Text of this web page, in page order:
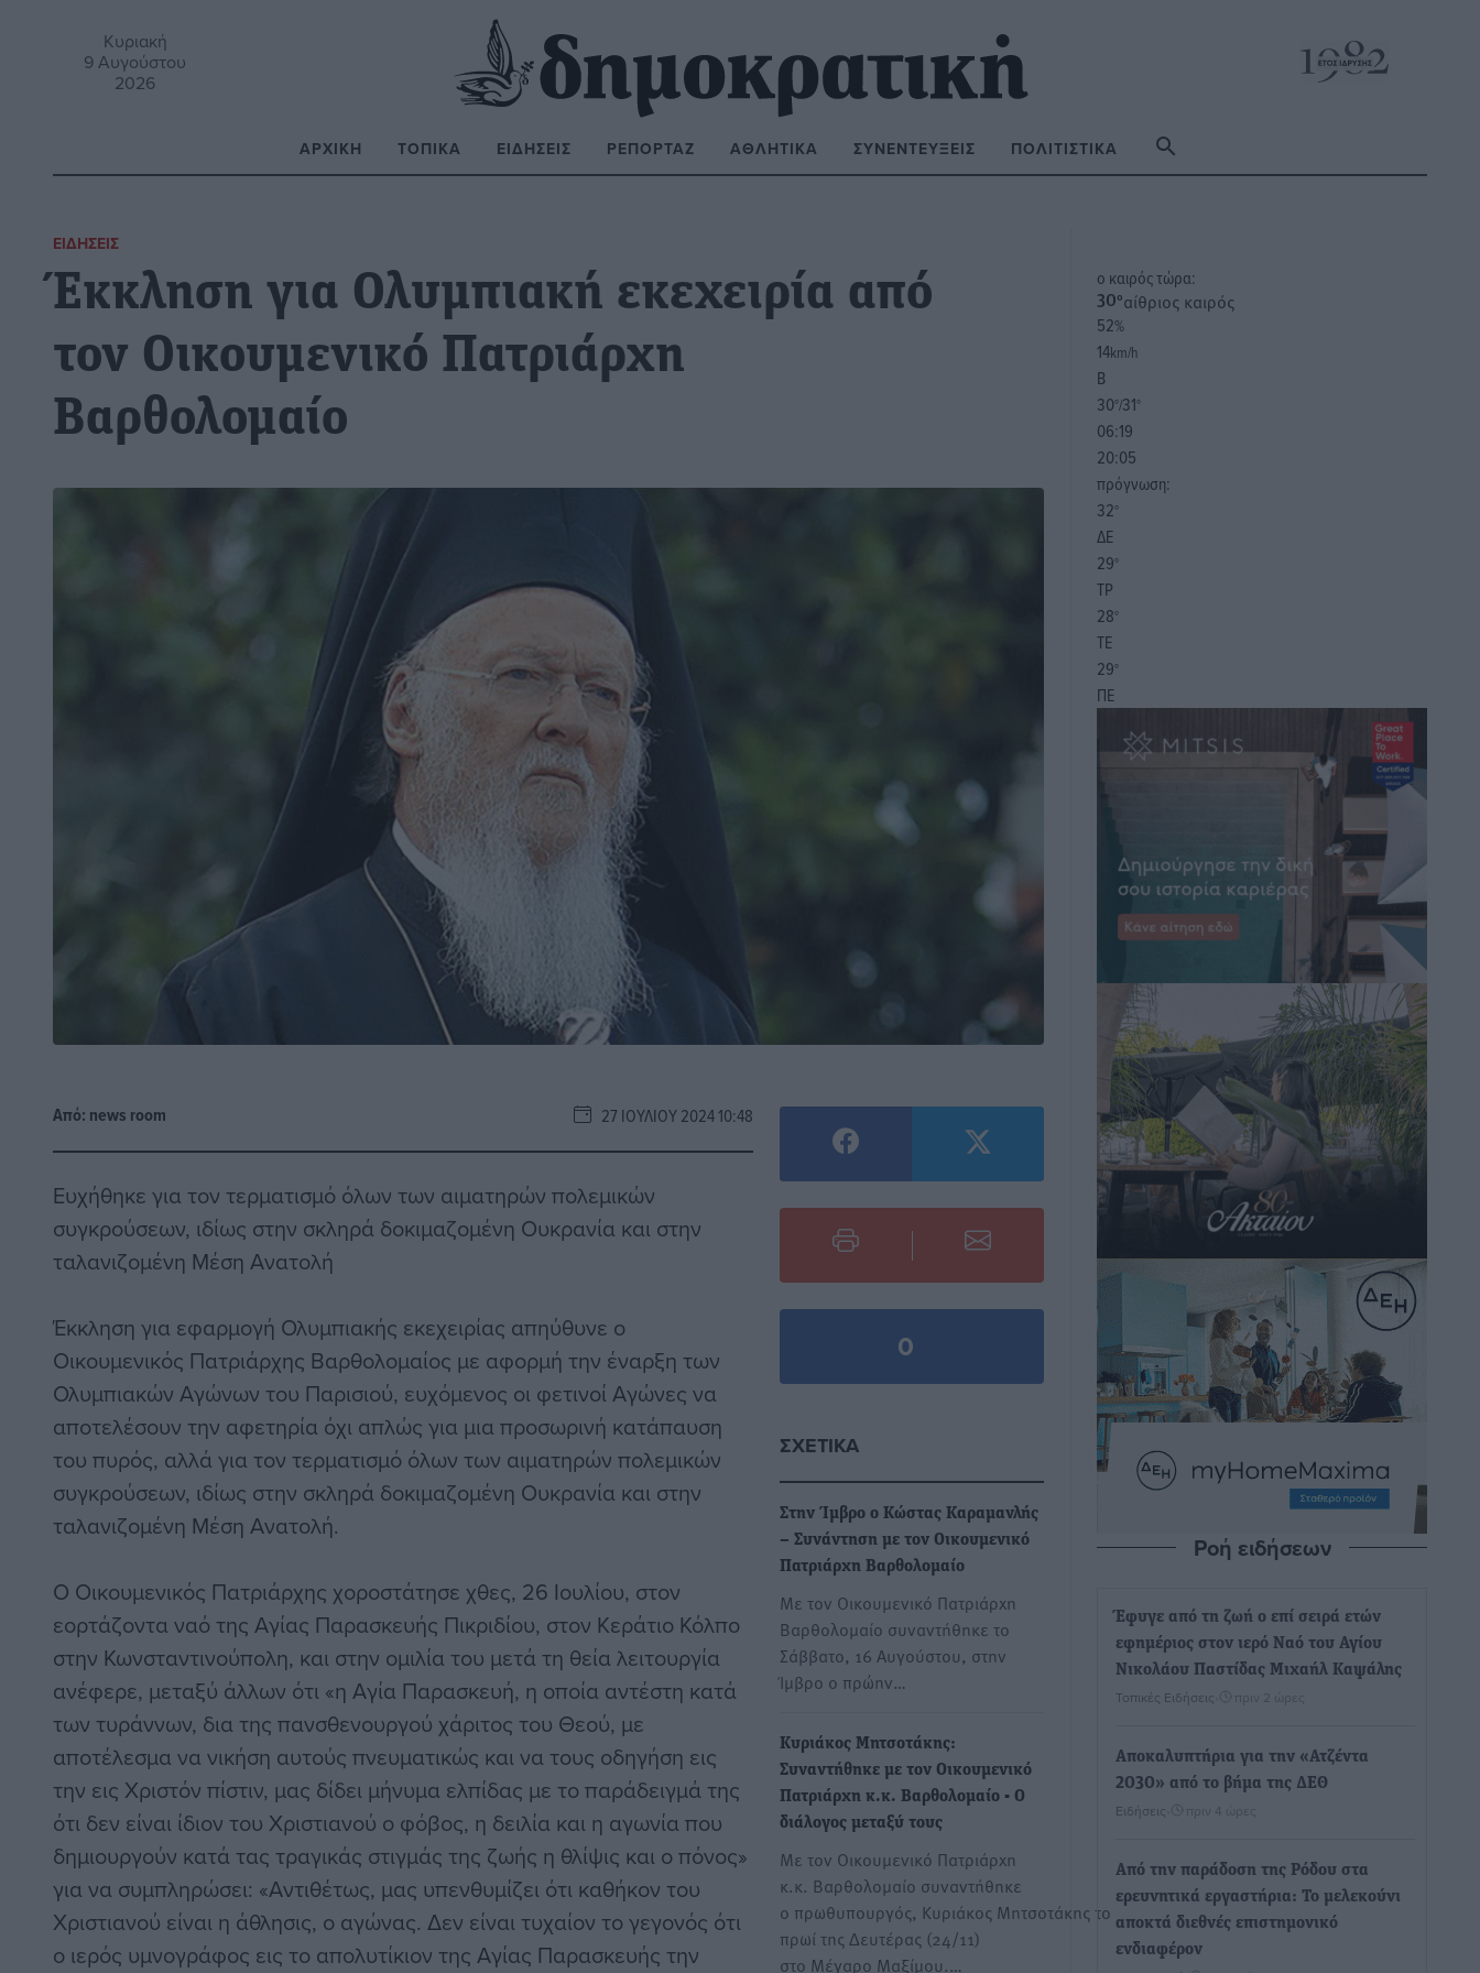
Κυριακή
9 Αυγούστου
2026
ΑΡΧΙΚΉ ΤΟΠΙΚΆ ΕΙΔΉΣΕΙΣ ΡΕΠΟΡΤΆΖ ΑΘΛΗΤΙΚΆ ΣΥΝΕΝΤΕΎΞΕΙΣ ΠΟΛΙΤΙΣΤΙΚΆ
ΕΙΔΉΣΕΙΣ
Έκκληση για Ολυμπιακή εκεχειρία από
τον Οικουμενικό Πατριάρχη
Βαρθολομαίο
Από: news room 27 ΙΟΥΛΊΟΥ 2024 10:48
Ευχήθηκε για τον τερματισμό όλων των αιματηρών πολεμικών
συγκρούσεων, ιδίως στην σκληρά δοκιμαζομένη Ουκρανία και στην
ταλανιζομένη Μέση Ανατολή
Έκκληση για εφαρμογή Ολυμπιακής εκεχειρίας απηύθυνε ο
Οικουμενικός Πατριάρχης Βαρθολομαίος με αφορμή την έναρξη των
Ολυμπιακών Αγώνων του Παρισιού, ευχόμενος οι φετινοί Αγώνες να
αποτελέσουν την αφετηρία όχι απλώς για μια προσωρινή κατάπαυση
του πυρός, αλλά για τον τερματισμό όλων των αιματηρών πολεμικών
συγκρούσεων, ιδίως στην σκληρά δοκιμαζομένη Ουκρανία και στην
ταλανιζομένη Μέση Ανατολή.
Ο Οικουμενικός Πατριάρχης χοροστάτησε χθες, 26 Ιουλίου, στον
εορτάζοντα ναό της Αγίας Παρασκευής Πικριδίου, στον Κεράτιο Κόλπο
στην Κωνσταντινούπολη, και στην ομιλία του μετά τη θεία λειτουργία
ανέφερε, μεταξύ άλλων ότι «η Αγία Παρασκευή, η οποία αντέστη κατά
των τυράννων, δια της πανσθενουργού χάριτος του Θεού, με
αποτέλεσμα να νικήση αυτούς πνευματικώς και να τους οδηγήση εις
την εις Χριστόν πίστιν, μας δίδει μήνυμα ελπίδας με το παράδειγμά της
ότι δεν είναι ίδιον του Χριστιανού ο φόβος, η δειλία και η αγωνία που
δημιουργούν κατά τας τραγικάς στιγμάς της ζωής η θλίψις και ο πόνος»
για να συμπληρώσει: «Αντιθέτως, μας υπενθυμίζει ότι καθήκον του
Χριστιανού είναι η άθλησις, ο αγώνας. Δεν είναι τυχαίον το γεγονός ότι
ο ιερός υμνογράφος εις το απολυτίκιον της Αγίας Παρασκευής την
0
ΣΧΕΤΙΚΆ
Στην Ίμβρο ο Κώστας Καραμανλής
– Συνάντηση με τον Οικουμενικό
Πατριάρχη Βαρθολομαίο
Με τον Οικουμενικό Πατριάρχη
Βαρθολομαίο συναντήθηκε το
Σάββατο, 16 Αυγούστου, στην
Ίμβρο ο πρώην…
Κυριάκος Μητσοτάκης:
Συναντήθηκε με τον Οικουμενικό
Πατριάρχη κ.κ. Βαρθολομαίο - Ο
διάλογος μεταξύ τους
Με τον Οικουμενικό Πατριάρχη
κ.κ. Βαρθολομαίο συναντήθηκε
ο πρωθυπουργός, Κυριάκος Μητσοτάκης το
πρωί της Δευτέρας (24/11)
στο Μέγαρο Μαξίμου.…
o καιρός τώρα:
30°αίθριος καιρός
52%
14km/h
Β
30°/31°
06:19
20:05
πρόγνωση:
32°
ΔΕ
29°
ΤΡ
28°
ΤΕ
29°
ΠΕ
Ροή ειδήσεων
Έφυγε από τη ζωή ο επί σειρά ετών
εφημέριος στον ιερό Ναό του Αγίου
Νικολάου Παστίδας Μιχαήλ Καψάλης
Τοπικές Ειδήσεις πριν 2 ώρες
Αποκαλυπτήρια για την «Ατζέντα
2030» από το βήμα της ΔΕΘ
Ειδήσεις πριν 4 ώρες
Από την παράδοση της Ρόδου στα
ερευνητικά εργαστήρια: Το μελεκούνι
αποκτά διεθνές επιστημονικό
ενδιαφέρον